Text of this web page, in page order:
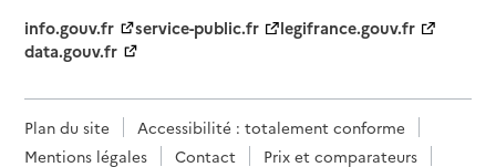
info.gouv.fr
service-public.fr
legifrance.gouv.fr
data.gouv.fr
Plan du site
Accessibilité : totalement conforme
Mentions légales
Contact
Prix et comparateurs